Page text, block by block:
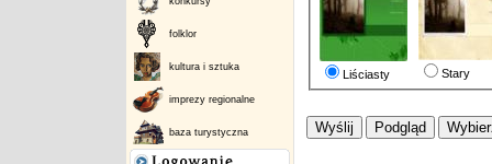
folklor
kultura i sztuka
imprezy regionalne
baza turystyczna
Liściasty Stary